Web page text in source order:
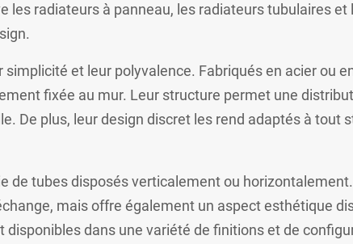
radiateurs à panneau, les radiateurs tubulaires et
et leur polyvalence. Fabriqués en acier ou
fixée au mur. Leur structure permet une
De plus, leur design discret les rend adaptés à tout
de tubes disposés verticalement ou
mais offre également un aspect esthétique
dans une variété de finitions et de